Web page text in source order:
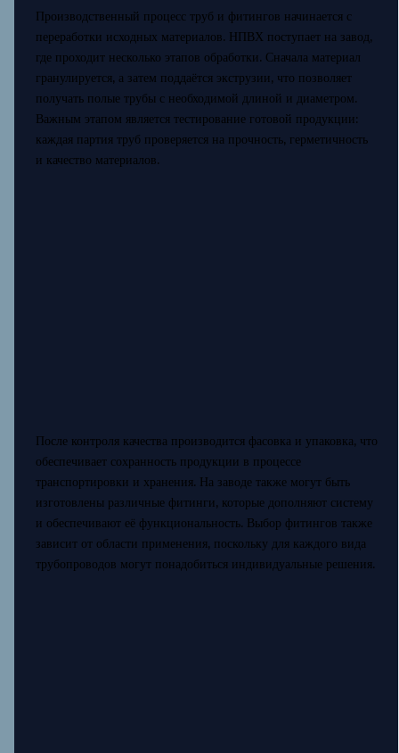
Производственный процесс труб и фитингов начинается с
переработки исходных материалов. НПВХ поступает на завод,
где проходит несколько этапов обработки. Сначала материал
гранулируется, а затем поддаётся экструзии, что позволяет
получать полые трубы с необходимой длиной и диаметром.
Важным этапом является тестирование готовой продукции:
каждая партия труб проверяется на прочность, герметичность
и качество материалов.
После контроля качества производится фасовка и упаковка, что
обеспечивает сохранность продукции в процессе
транспортировки и хранения. На заводе также могут быть
изготовлены различные фитинги, которые дополняют систему
и обеспечивают её функциональность. Выбор фитингов также
зависит от области применения, поскольку для каждого вида
трубопроводов могут понадобиться индивидуальные решения.